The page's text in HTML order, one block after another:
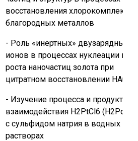
восстановления хлорокомплексов
благородных металлов
- Роль «инертных» двузарядных
ионов в процессах нуклеации и
роста наночастиц золота при
цитратном восстановлении HAuCl4
- Изучение процесса и продуктов
взаимодействия H2PtCl6
с сульфидом натрия в водных
растворах